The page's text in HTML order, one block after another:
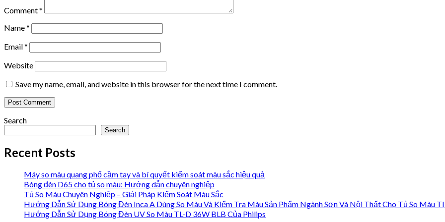
Comment*
Name*
Email*
Website
Save my name, email, and website in this browser for the next time I comment.
Search
Search
Recent Posts
Máy so màu quang phổ cầm tay và bí quyết kiểm soát màu sắc hiệu quả
Bóng đèn D65 cho tủ so màu: Hướng dẫn chuyên nghiệp
Tủ So Màu Chuyên Nghiệp – Giải Pháp Kiểm Soát Màu Sắc
Hướng Dẫn Sử Dụng Bóng Đèn Inca A Dùng So Màu Và Kiểm Tra Màu Sản Phẩm Ngành Sơn Và Nội Thất Cho Tủ So Màu
Hướng Dẫn Sử Dụng Bóng Đèn UV So Màu TL-D 36W BLB Của Philips